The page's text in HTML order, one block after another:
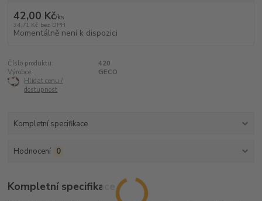
42,00 Kč/ks
34,71 Kč bez DPH
Momentálně není k dispozici
Číslo produktu:
420
Výrobce:
GECO
Hlídat cenu /
dostupnost
Kompletní specifikace
Hodnocení 0
Kompletní specifikace